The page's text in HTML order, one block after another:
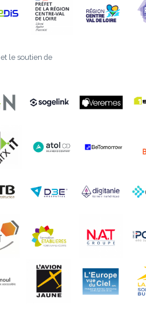
et le soutien de